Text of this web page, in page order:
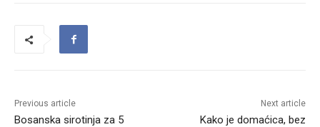
Previous article
Bosanska sirotinja za 5
Next article
Kako je domaćica, bez